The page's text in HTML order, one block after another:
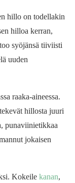
hillo on todellakin
hilloa kerran,
syöjänsä tiiviisti
uuden
raaka-aineessa.
hillosta juuri
punaviinietikkaa
jokaisen
Kokeile kanan,